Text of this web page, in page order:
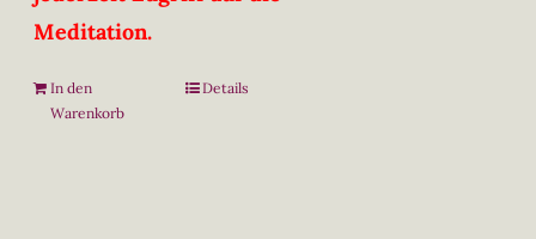
Meditation.
In den
Warenkorb
Details